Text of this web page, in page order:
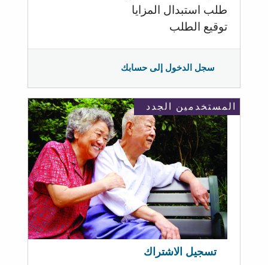
طلب استبدال المزايا
توقيع الطلب
سجل الدخول إلى حسابك
المستخدمين الجدد
تسجيل الاشتراك